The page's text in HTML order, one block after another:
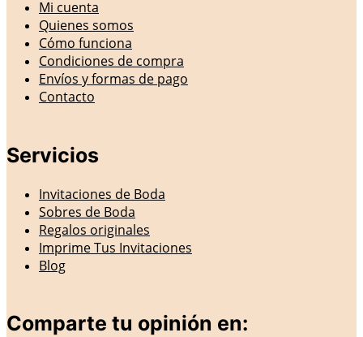
Mi cuenta
Quienes somos
Cómo funciona
Condiciones de compra
Envíos y formas de pago
Contacto
Servicios
Invitaciones de Boda
Sobres de Boda
Regalos originales
Imprime Tus Invitaciones
Blog
Comparte tu opinión en: